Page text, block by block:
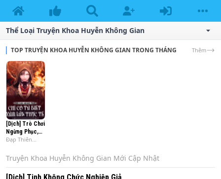
Thể Loại Truyện Khoa Huyễn Không Gian
TOP TRUYỆN KHOA HUYỄN KHÔNG GIAN TRONG THÁNG Thêm
[Dịch] Trò Chơi
Ngừng Phục,
Chỉ Có Ta Biết
Tế
Đạp Thiên
Truyện Khoa Huyễn Không Gian Mới Cập Nhật